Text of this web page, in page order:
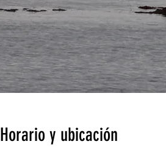
Horario y ubicación